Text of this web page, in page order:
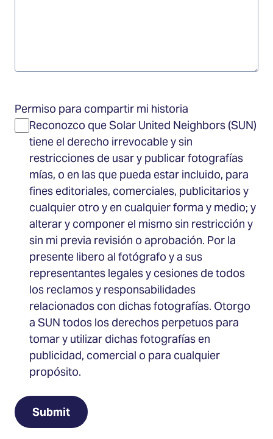
Permiso para compartir mi historia
Reconozco que Solar United Neighbors (SUN)
tiene el derecho irrevocable y sin
restricciones de usar y publicar fotografías
mías, o en las que pueda estar incluido, para
fines editoriales, comerciales, publicitarios y
cualquier otro y en cualquier forma y medio; y
alterar y componer el mismo sin restricción y
sin mi previa revisión o aprobación. Por la
presente libero al fotógrafo y a sus
representantes legales y cesiones de todos
los reclamos y responsabilidades
relacionados con dichas fotografías. ​​Otorgo
a SUN todos los derechos perpetuos para
tomar y utilizar dichas fotografías en
publicidad, comercial o para cualquier
propósito.